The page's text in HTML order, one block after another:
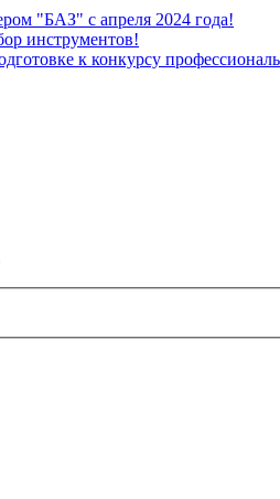
"БАЗ" с апреля 2024 года!
инструментов!
к конкурсу